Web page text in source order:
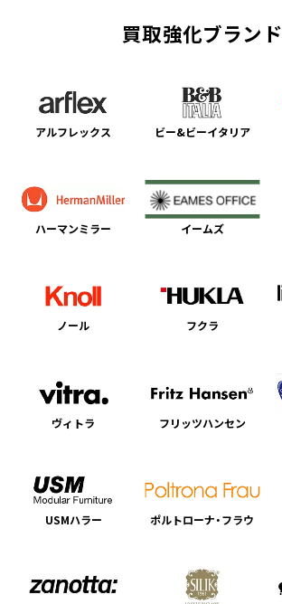
買取強化ブランド
アルフレックス ビー&ビーイタリア
ハーマンミラー イームズ
ノール フクラ
ヴィトラ フリッツハンセン
USMハラー ポルトローナ・フラウ